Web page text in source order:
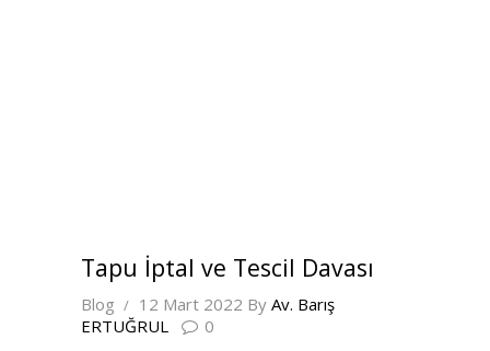
Tapu İptal ve Tescil Davası
Blog 12 Mart 2022 By Av. Barış
ERTUĞRUL
0